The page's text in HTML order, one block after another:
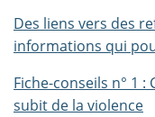
Des liens vers des
informations qui
Fiche-conseils n° 1
subit de la violence